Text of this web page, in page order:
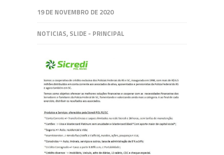
19 DE NOVEMBRO DE 2020
NOTICIAS, SLIDE - PRINCIPAL